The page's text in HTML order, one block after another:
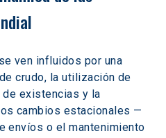
ven influidos por una
crudo, la utilización de
existencias y la
cambios estacionales —
envíos o el mantenimiento